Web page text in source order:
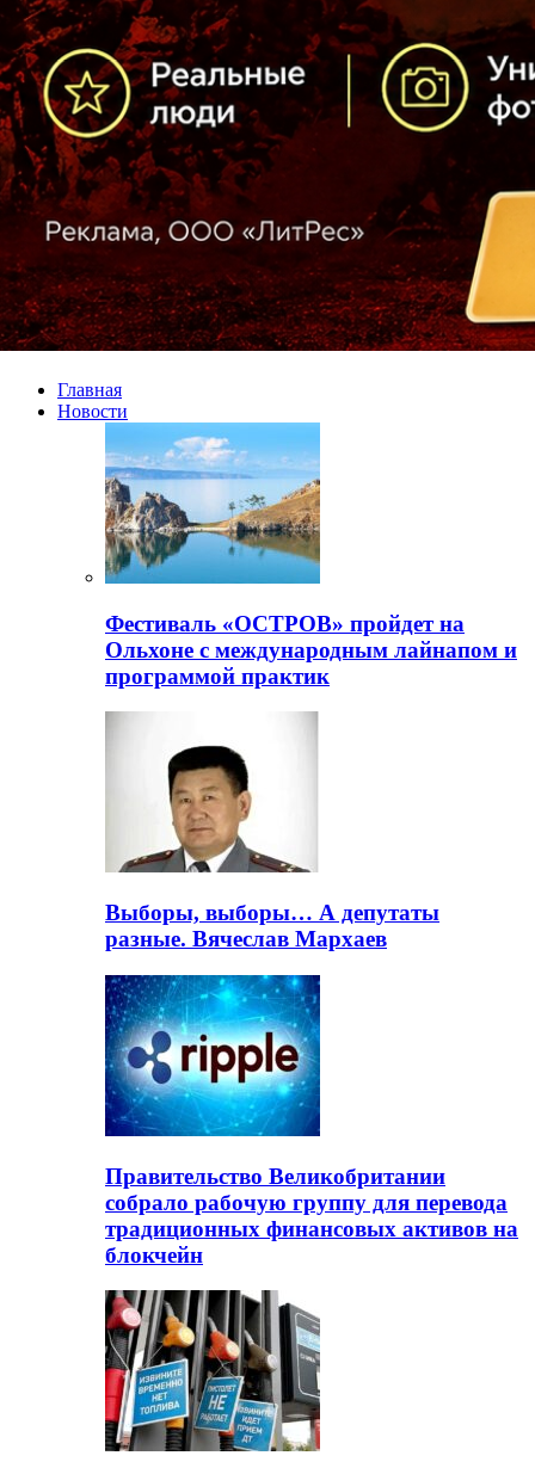
Главная
Новости
Фестиваль «ОСТРОВ» пройдет на
Ольхоне с международным лайнапом и
программой практик
Выборы, выборы… А депутаты
разные. Вячеслав Мархаев
Правительство Великобритании
собрало рабочую группу для перевода
традиционных финансовых активов на
блокчейн